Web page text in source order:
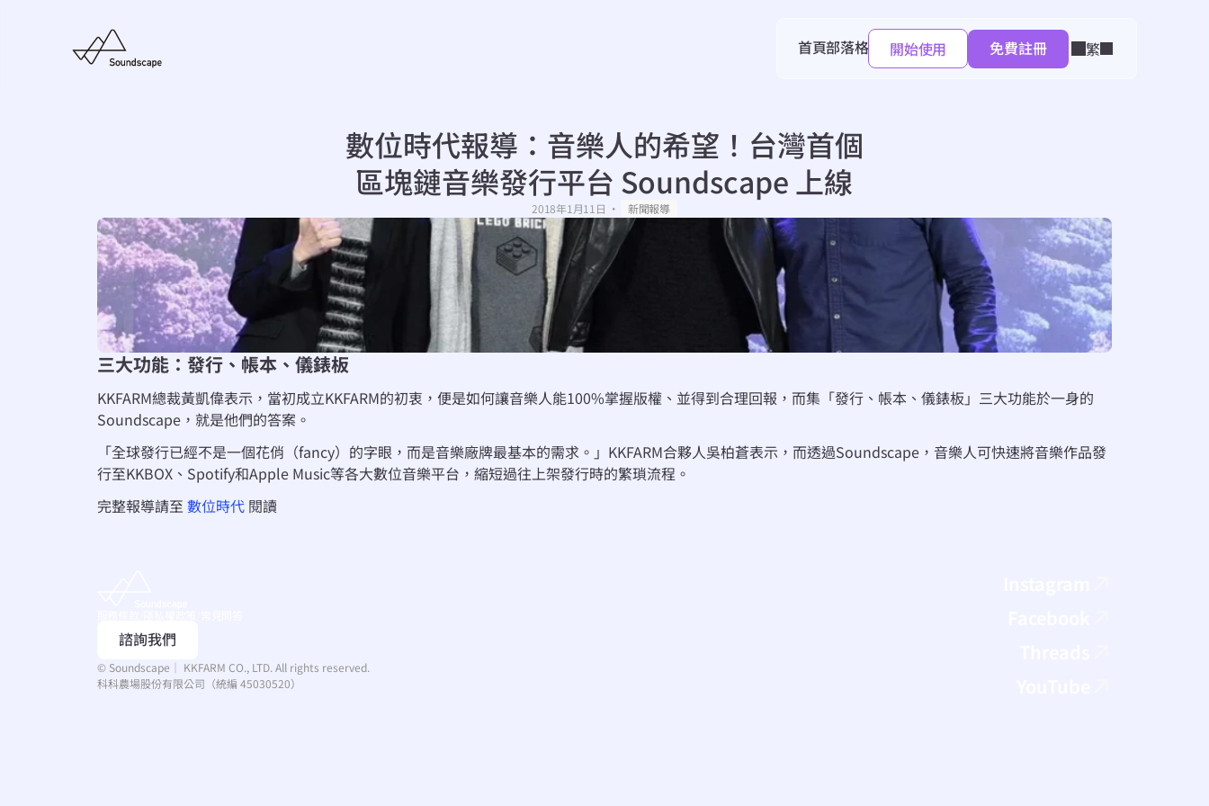
首頁部落格 開始使用 免費註冊 繁
Select Language
數位時代報導：音樂人的希望！台灣首個
區塊鏈音樂發行平台 Soundscape 上線
2018年1月11日 ・ 新聞報導
三大功能：發行、帳本、儀錶板
KKFARM總裁黃凱偉表示，當初成立KKFARM的初衷，便是如何讓音樂人能100%掌握版權、並得到合理回報，而集「發行、帳本、儀錶板」三大功能於一身的
Soundscape，就是他們的答案。
「全球發行已經不是一個花俏（fancy）的字眼，而是音樂廠牌最基本的需求。」KKFARM合夥人吳柏蒼表示，而透過Soundscape，音樂人可快速將音樂作品發
行至KKBOX、Spotify和Apple Music等各大數位音樂平台，縮短過往上架發行時的繁瑣流程。
完整報導請至 數位時代 閱讀
諮詢我們
© Soundscape｜ KKFARM CO., LTD. All rights reserved.
科科農場股份有限公司（統編 45030520）